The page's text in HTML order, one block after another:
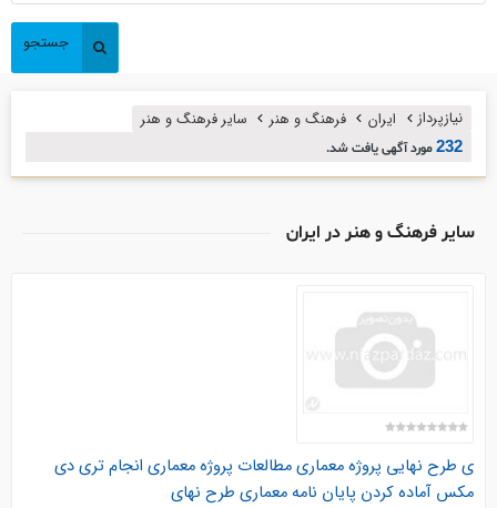
جستجو
نیازپرداز ایران فرهنگ و هنر ساير فرهنگ و هنر
232مورد آگهی یافت شد.
ساير فرهنگ و هنر در ایران
ی طرح نهایی پروژه معماری مطالعات پروژه معماری انجام تری دی
مکس آماده کردن پایان نامه معماری طرح نهای